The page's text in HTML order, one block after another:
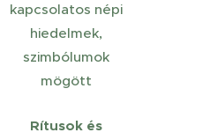
kapcsolatos népi
hiedelmek,
szimbólumok
mögött
Rítusok és